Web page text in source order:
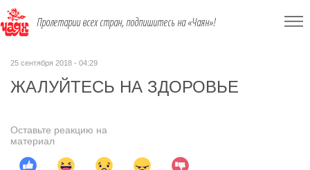
Пролетарии всех стран, подпишитесь на «Чаян»!
25 сентября 2018 - 04:29
ЖАЛУЙТЕСЬ НА ЗДОРОВЬЕ
Оставьте реакцию на
материал